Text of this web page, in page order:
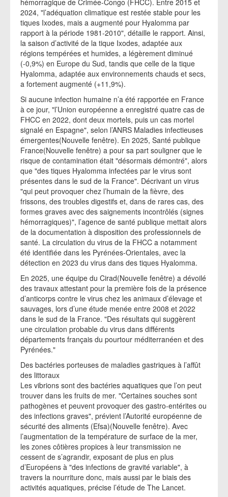
hémorragique de Crimée-Congo (FHCC). Entre 2015 et
2024, "l’adéquation climatique est restée stable pour les
tiques Ixodes, mais a augmenté pour Hyalomma par
rapport à la période 1981-2010", détaille le rapport. Ainsi,
la saison d’activité de la tique Ixodes, adaptée aux
régions tempérées et humides, a légèrement diminué
(-0,9%) en Europe du Sud, tandis que celle de la tique
Hyalomma, adaptée aux environnements chauds et secs,
a fortement augmenté (+11,9%).
Si aucune infection humaine n’a été rapportée en France
à ce jour, "l’Union européenne a enregistré quatre cas de
FHCC en 2022, dont deux mortels, puis un cas mortel
signalé en Espagne", selon l’ANRS Maladies infectieuses
émergentes(Nouvelle fenêtre). En 2025, Santé publique
France(Nouvelle fenêtre) a pour sa part souligner que le
risque de contamination était "désormais démontré", alors
que "des tiques Hyalomma infectées par le virus sont
présentes dans le sud de la France". Décrivant un virus
"qui peut provoquer chez l’humain de la fièvre, des
frissons, des troubles digestifs et, dans de rares cas, des
formes graves avec des saignements incontrôlés (signes
hémorragiques)", l’agence de santé publique mettait alors
de la documentation à disposition des professionnels de
santé. La circulation du virus de la FHCC a notamment
été identifiée dans les Pyrénées-Orientales, avec la
détection en 2023 du virus dans des tiques Hyalomma.
En 2025, une équipe du Cirad(Nouvelle fenêtre) a dévoilé
des travaux attestant pour la première fois de la présence
d’anticorps contre le virus chez les animaux d’élevage et
sauvages, lors d’une étude menée entre 2008 et 2022
dans le sud de la France. "Des résultats qui suggèrent
une circulation probable du virus dans différents
départements français du pourtour méditerranéen et des
Pyrénées."
Des bactéries porteuses de maladies gastriques à l’affût
des littoraux
Les vibrions sont des bactéries aquatiques que l’on peut
trouver dans les fruits de mer. "Certaines souches sont
pathogènes et peuvent provoquer des gastro-entérites ou
des infections graves", prévient l’Autorité européenne de
sécurité des aliments (Efsa)(Nouvelle fenêtre). Avec
l’augmentation de la température de surface de la mer,
les zones côtières propices à leur transmission ne
cessent de s’agrandir, exposant de plus en plus
d’Européens à "des infections de gravité variable", à
travers la nourriture donc, mais aussi par le biais des
activités aquatiques, précise l’étude de The Lancet.